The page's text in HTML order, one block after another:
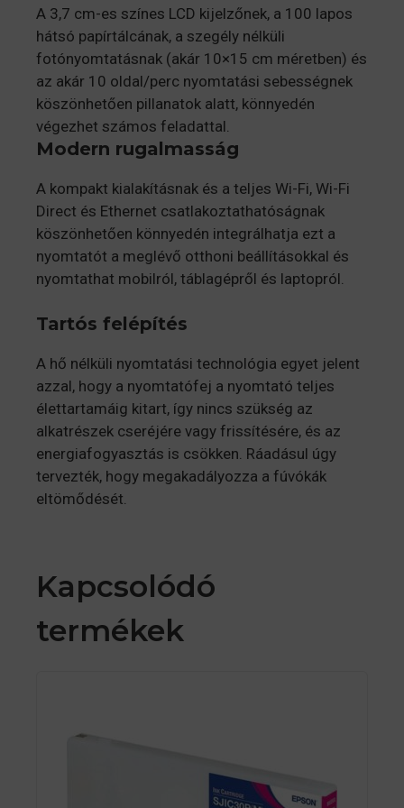
A 3,7 cm-es színes LCD kijelzőnek, a 100 lapos
hátsó papírtálcának, a szegély nélküli
fotónyomtatásnak (akár 10×15 cm méretben) és
az akár 10 oldal/perc nyomtatási sebességnek
köszönhetően pillanatok alatt, könnyedén
végezhet számos feladattal.
Modern rugalmasság
A kompakt kialakításnak és a teljes Wi-Fi, Wi-Fi
Direct és Ethernet csatlakoztathatóságnak
köszönhetően könnyedén integrálhatja ezt a
nyomtatót a meglévő otthoni beállításokkal és
nyomtathat mobilról, táblagépről és laptopról.
Tartós felépítés
A hő nélküli nyomtatási technológia egyet jelent
azzal, hogy a nyomtatófej a nyomtató teljes
élettartamáig kitart, így nincs szükség az
alkatrészek cseréjére vagy frissítésére, és az
energiafogyasztás is csökken. Ráadásul úgy
tervezték, hogy megakadályozza a fúvókák
eltömődését.
Kapcsolódó
termékek